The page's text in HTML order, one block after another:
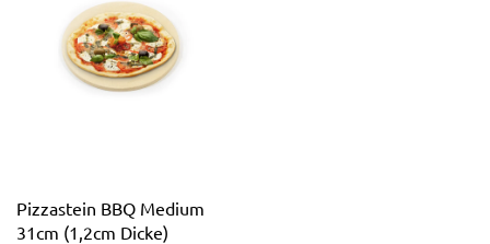
Pizzastein BBQ Medium
31cm (1,2cm Dicke)